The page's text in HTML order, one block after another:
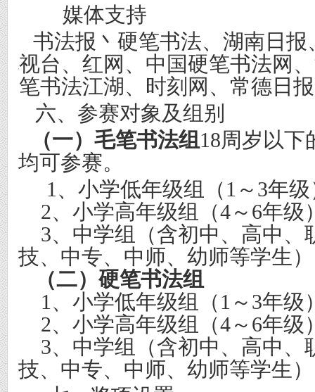
媒体支持
书法报丶硬笔书法、湖南日
视台、红网、中国硬笔书法网
笔书法江湖、时刻网、常德日
六、参赛对象及组别
（一）毛笔书法组 18周岁以下
均可参赛。
1 、小学低年级组（1 ～ 3年
2、小学高年级组（4～ 6年级
3、中学组（含初中、高中、
技、中专、中师、幼师等学生）
（二）硬笔书法组
1 、小学低年级组（1 ～ 3年级
2、小学高年级组（4～ 6年级
3、中学组（含初中、高中、
技、中专、中师、幼师等学生）